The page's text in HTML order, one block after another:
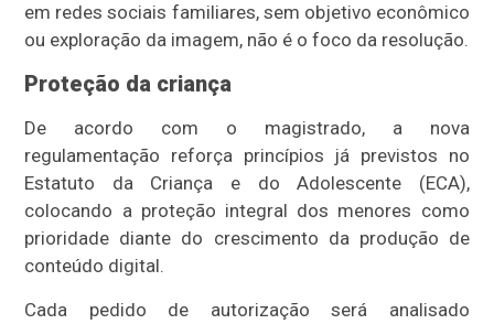
em redes sociais familiares, sem objetivo econômico
ou exploração da imagem, não é o foco da resolução.
Proteção da criança
De acordo com o magistrado, a nova
regulamentação reforça princípios já previstos no
Estatuto da Criança e do Adolescente (ECA),
colocando a proteção integral dos menores como
prioridade diante do crescimento da produção de
conteúdo digital.
Cada pedido de autorização será analisado